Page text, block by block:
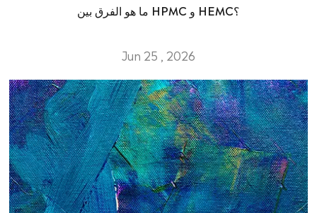
ما هو الفرق بين HPMC و HEMC؟
Jun 25 , 2026